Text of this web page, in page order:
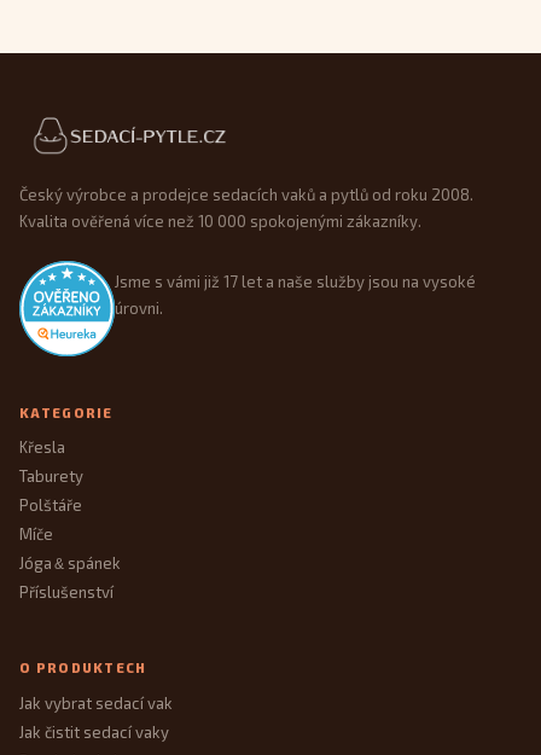
Patička webu
Český výrobce a prodejce sedacích vaků a pytlů od roku 2008.
Kvalita ověřená více než 10 000 spokojenými zákazníky.
Jsme s vámi již 17 let a naše služby jsou na vysoké
úrovni.
KATEGORIE
Křesla
Taburety
Polštáře
Míče
Jóga&spánek
Příslušenství
O PRODUKTECH
Jak vybrat sedací vak
Jak čistit sedací vaky